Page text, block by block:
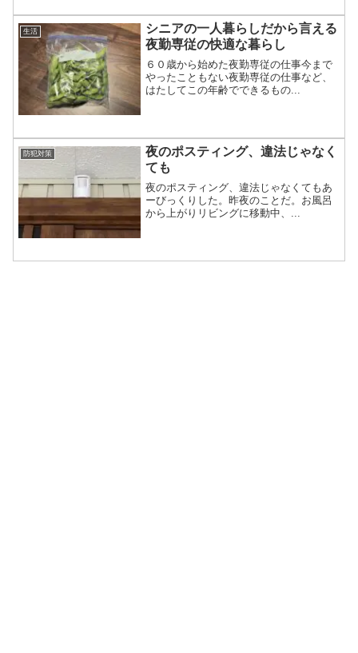
生活
シニアの一人暮らしだから言える
夜勤専従の快適な暮らし
６０歳から始めた夜勤専従の仕事今まで
やったこともない夜勤専従の仕事など、
はたしてこの年齢でできるもの...
防犯対策
夜のポスティング、違法じゃなく
ても
夜のポスティング、違法じゃなくてもあ
ーびっくりした。昨夜のことだ。お風呂
から上がりリビングに移動中、...